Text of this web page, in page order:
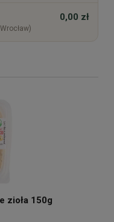
0,00 zł
zioła 150g